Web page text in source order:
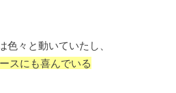
々と動いていたし、
スにも喜んでいる